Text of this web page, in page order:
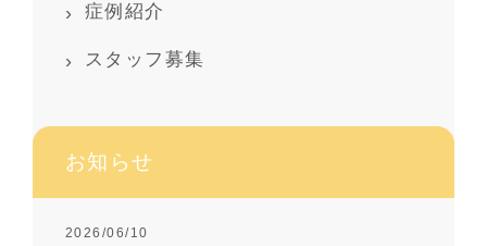
症例紹介
スタッフ募集
お知らせ
2026/06/10